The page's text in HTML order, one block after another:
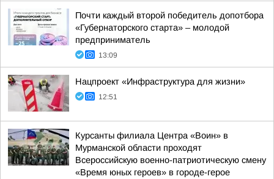
Почти каждый второй победитель допотбора
«Губернаторского старта» – молодой
предприниматель
13:09
Нацпроект «Инфраструктура для жизни»
12:51
Курсанты филиала Центра «Воин» в
Мурманской области проходят
Всероссийскую военно-патриотическую смену
«Время юных героев» в городе-герое